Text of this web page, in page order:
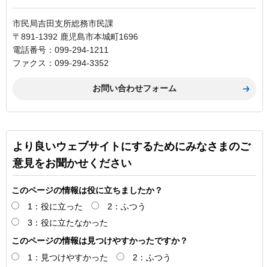
市民局吉田支所総務市民課
〒891-1392 鹿児島市本城町1696
電話番号：099-294-1211
ファクス：099-294-3352
より良いウェブサイトにするためにみなさまのご
意見をお聞かせください
このページの情報は役に立ちましたか？
1：役に立った
2：ふつう
3：役に立たなかった
このページの情報は見つけやすかったですか？
1：見つけやすかった
2：ふつう